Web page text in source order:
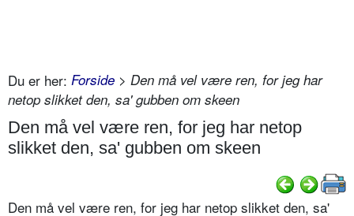
Du er her: Forside > Den må vel være ren, for jeg har
netop slikket den, sa' gubben om skeen
Den må vel være ren, for jeg har netop
slikket den, sa' gubben om skeen
Den må vel være ren, for jeg har netop slikket den, sa'